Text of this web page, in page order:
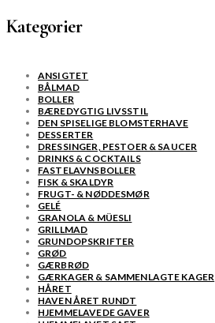
Kategorier
ANSIGTET
BÅLMAD
BOLLER
BÆREDYGTIG LIVSSTIL
DEN SPISELIGE BLOMSTERHAVE
DESSERTER
DRESSINGER, PESTOER & SAUCER
DRINKS & COCKTAILS
FASTELAVNSBOLLER
FISK & SKALDYR
FRUGT- & NØDDESMØR
GELÉ
GRANOLA & MÜESLI
GRILLMAD
GRUNDOPSKRIFTER
GRØD
GÆRBRØD
GÆRKAGER & SAMMENLAGTE KAGER
HÅRET
HAVEN ÅRET RUNDT
HJEMMELAVEDE GAVER